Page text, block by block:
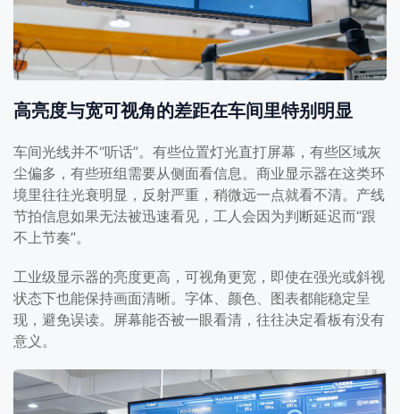
高亮度与宽可视角的差距在车间里特别明显
车间光线并不“听话”。有些位置灯光直打屏幕，有些区域灰
尘偏多，有些班组需要从侧面看信息。商业显示器在这类环
境里往往光衰明显，反射严重，稍微远一点就看不清。产线
节拍信息如果无法被迅速看见，工人会因为判断延迟而“跟
不上节奏”。
工业级显示器的亮度更高，可视角更宽，即使在强光或斜视
状态下也能保持画面清晰。字体、颜色、图表都能稳定呈
现，避免误读。屏幕能否被一眼看清，往往决定看板有没有
意义。